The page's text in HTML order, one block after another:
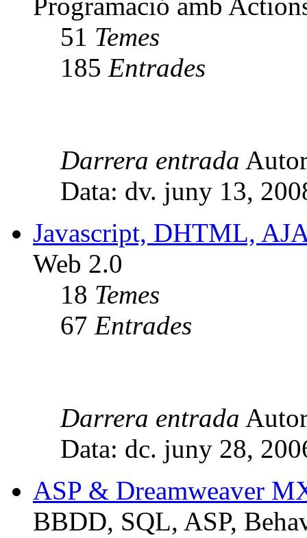
Programació amb
51 Temes
185 Entrades
Darrera entrada
Data: dv. juny 13,
Javascript, DHTML,
Web 2.0
18 Temes
67 Entrades
Darrera entrada
Data: dc. juny 28,
ASP & Dreamweaver
BBDD, SQL, ASP,